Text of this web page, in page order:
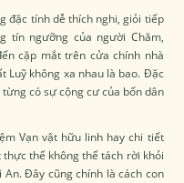
đặc tính dễ thích nghi, giỏi tiếp
tín ngưỡng của người Chăm,
cặp mắt trên cửa chính nhà
Luỹ không xa nhau là bao. Đặc
có sự cộng cư của bốn dân
Vạn vật hữu linh hay chi tiết
thể không thể tách rời khỏi
Đây cũng chính là cách con